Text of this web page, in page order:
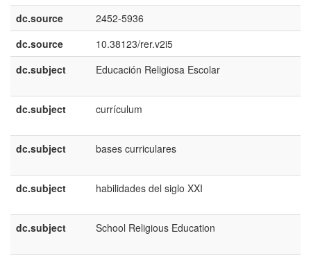
dc.source
2452-5936
dc.source
10.38123/rer.v2i5
dc.subject
Educación Religiosa Escolar
dc.subject
currículum
dc.subject
bases curriculares
dc.subject
habilidades del siglo XXI
dc.subject
School Religious Education